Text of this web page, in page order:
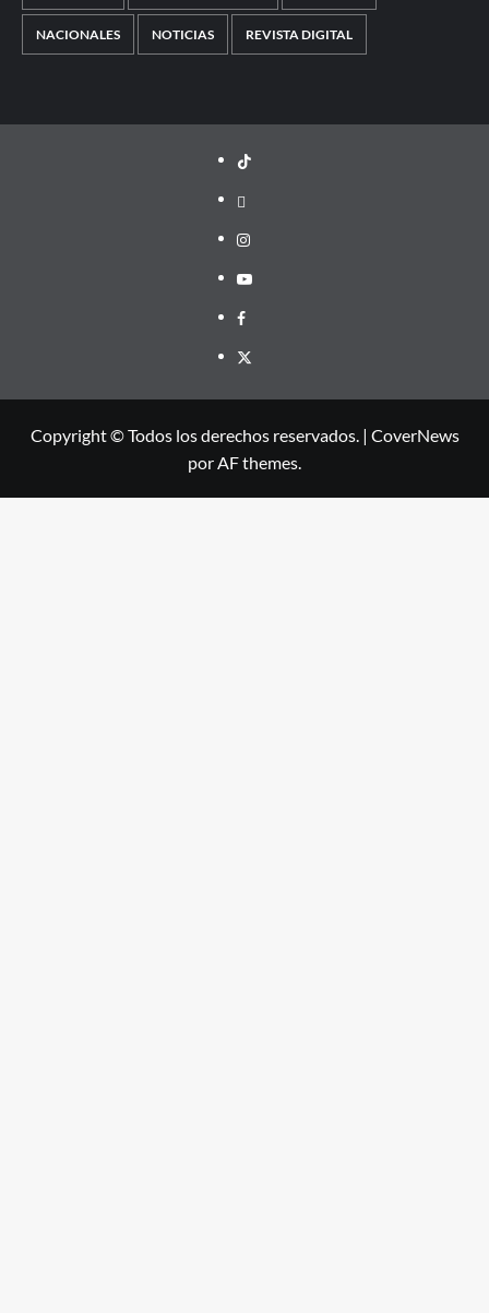
NACIONALES NOTICIAS REVISTA DIGITAL
TikTok
threads
Instagram
Youtube
Facebook
X
Copyright © Todos los derechos reservados. | CoverNews
por AF themes.